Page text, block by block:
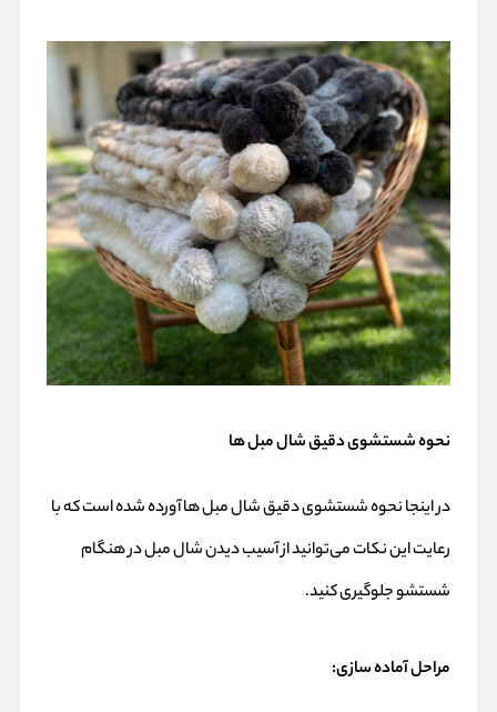
نحوه شستشوی دقیق شال مبل ها
در اینجا نحوه شستشوی دقیق شال مبل ها آورده شده است که با
رعایت این نکات می‌توانید از آسیب دیدن شال مبل در هنگام
شستشو جلوگیری کنید.
مراحل آماده سازی: